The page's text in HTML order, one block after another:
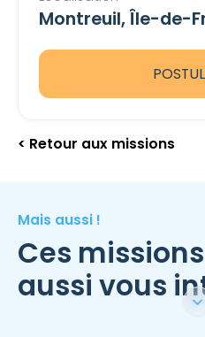
Montreuil, Île-de-
< Retour aux missions
Mais aussi !
Ces
aussi vous